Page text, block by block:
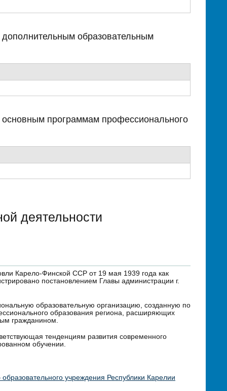
образовательным
программам профессионального
деятельности
Карело-Финской ССР от 19 мая 1939 года как
постановлением Главы администрации г.
образовательную организацию, созданную по
образования региона, расширяющих
гражданином.
тенденциям развития современного
обучении.
учреждения Республики Карелии